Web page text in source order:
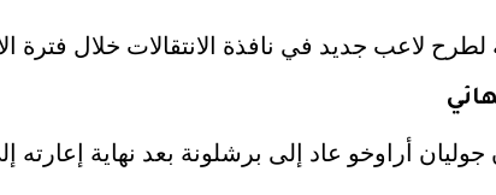
لاعب جديد في نافذة الانتقالات خلال فترة
جوليان أراوخو عاد إلى برشلونة بعد نهاية